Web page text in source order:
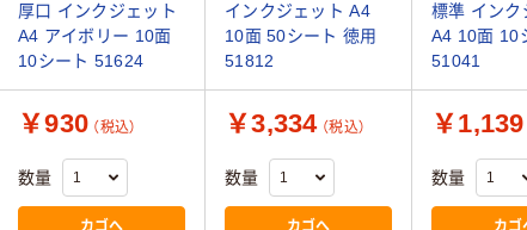
厚口 インクジェット
A4 アイボリー 10面
10シート 51624
インクジェット A4
10面 50シート 徳用
51812
標準 インク
A4 10面 10
51041
￥930 （税込）
数量
カゴへ
￥3,334 （税込）
数量
カゴへ
￥1,139
数量
カゴ